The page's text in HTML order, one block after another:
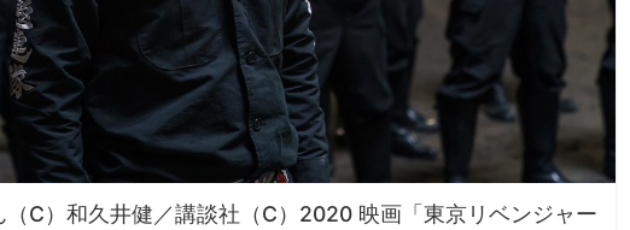
C）和久井健／講談社（C）2020 映画「東京リベンジャー